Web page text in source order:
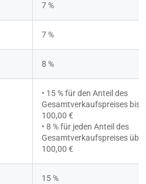
7 %
7 %
8 %
• 15 % für den Anteil des
Gesamtverkaufspreises bis
100,00 €
• 8 % für jeden Anteil des
Gesamtverkaufspreises über
100,00 €
15 %